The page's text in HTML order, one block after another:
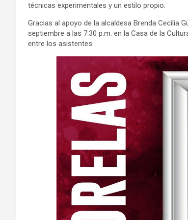
técnicas experimentales y un estilo propio.
Gracias al apoyo de la alcaldesa Brenda Cecilia
septiembre a las 7:30 p.m. en la Casa de la
entre los asistentes.